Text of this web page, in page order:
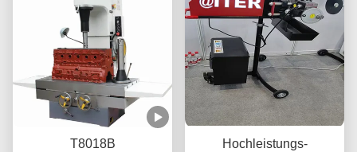
T8018B
Hochleistungs-